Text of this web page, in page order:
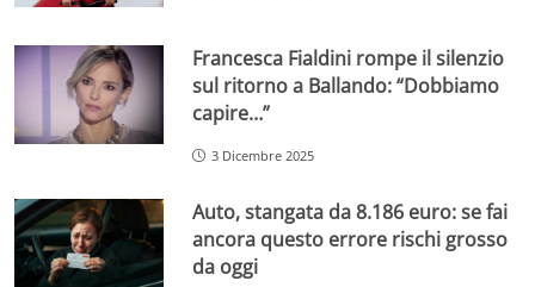
Francesca Fialdini rompe il silenzio
sul ritorno a Ballando: “Dobbiamo
capire…”
3 Dicembre 2025
Auto, stangata da 8.186 euro: se fai
ancora questo errore rischi grosso
da oggi